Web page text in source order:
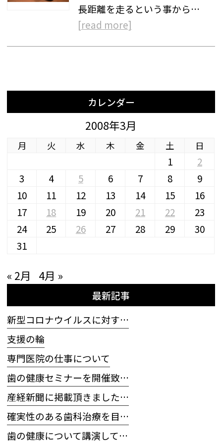
長距離を走るという事から…
[read more]
カレンダー
2008年3月
月 火 水 木 金 土 日
1
2
3
4 5 6 7 8
9
10
11 12 13 14 15
16
17
18 19 20 21 22
23
24
25 26 27 28 29
30
31
« 2月 4月 »
最新記事
新型コロナウイルスに対す…
支援の輪
専門医院の仕事について
歯の健康セミナーを開催致…
産経新聞に掲載頂きました…
確実性のある歯科治療を目…
歯の健康について講演して…